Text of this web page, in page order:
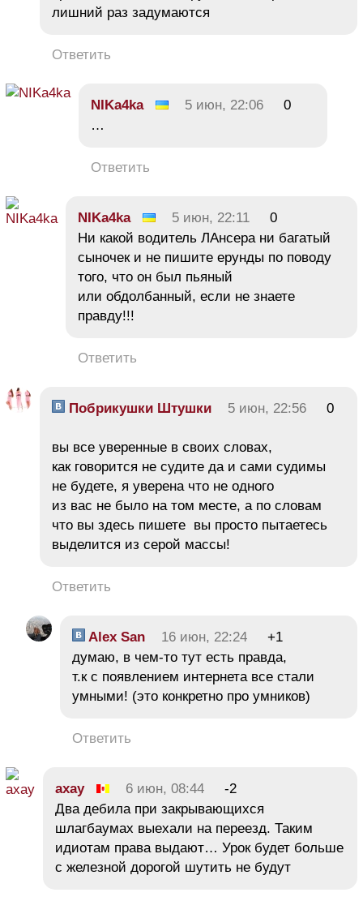
лишний раз задумаются
Ответить
NIKa4ka 5 июн, 22:06
0
…
Ответить
NIKa4ka 5 июн, 22:11
0
Ни какой водитель ЛАнсера ни багатый
сыночек и не пишите ерунды по поводу
того, что он был пьяный
или обдолбанный, если не знаете
правду!!!
Ответить
Побрикушки Штушки 5 июн, 22:56 0
вы все уверенные в своих словах,
как говорится не судите да и сами судимы
не будете, я уверена что не одного
из вас не было на том месте, а по словам
что вы здесь пишете вы просто пытаетесь
выделится из серой массы!
Ответить
Alex San 16 июн, 22:24
+1
думаю, в чем-то тут есть правда,
т.к с появлением интернета все стали
умными! (это конкретно про умников)
Ответить
axay 6 июн, 08:44
-2
Два дебила при закрывающихся
шлагбаумах выехали на переезд. Таким
идиотам права выдают… Урок будет больше
с железной дорогой шутить не будут